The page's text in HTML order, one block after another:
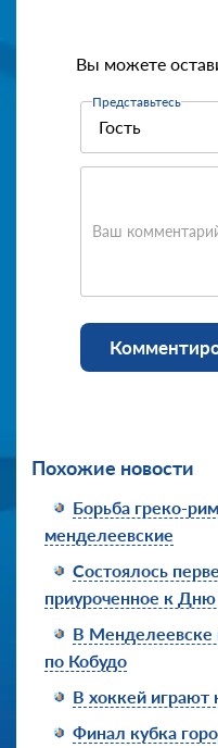
Вы можете
Представьтесь
Ваш
Похожие новости
Борьба греко-
менделеевские
Состоялось
приуроченное к
В Менделеевске
по Кобудо
В хоккей
Финал кубка